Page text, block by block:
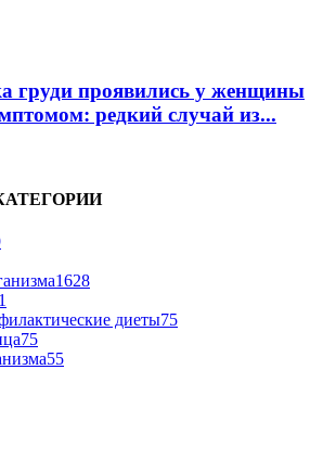
груди проявились у женщины
редкий случай из...
1628
диеты75
75
55